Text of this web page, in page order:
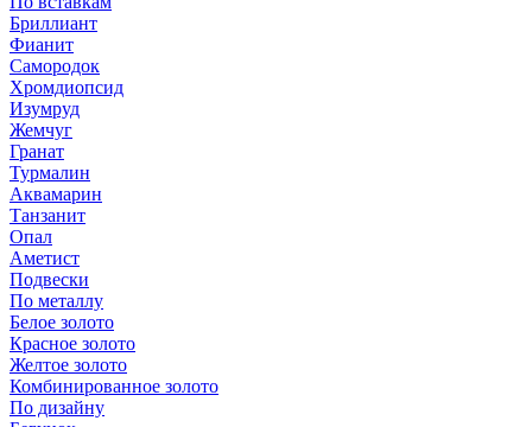
Бриллиант
Фианит
Самородок
Хромдиопсид
Изумруд
Жемчуг
Гранат
Турмалин
Аквамарин
Танзанит
Опал
Аметист
Подвески
По металлу
Белое золото
Красное золото
Желтое золото
Комбинированное золото
По дизайну